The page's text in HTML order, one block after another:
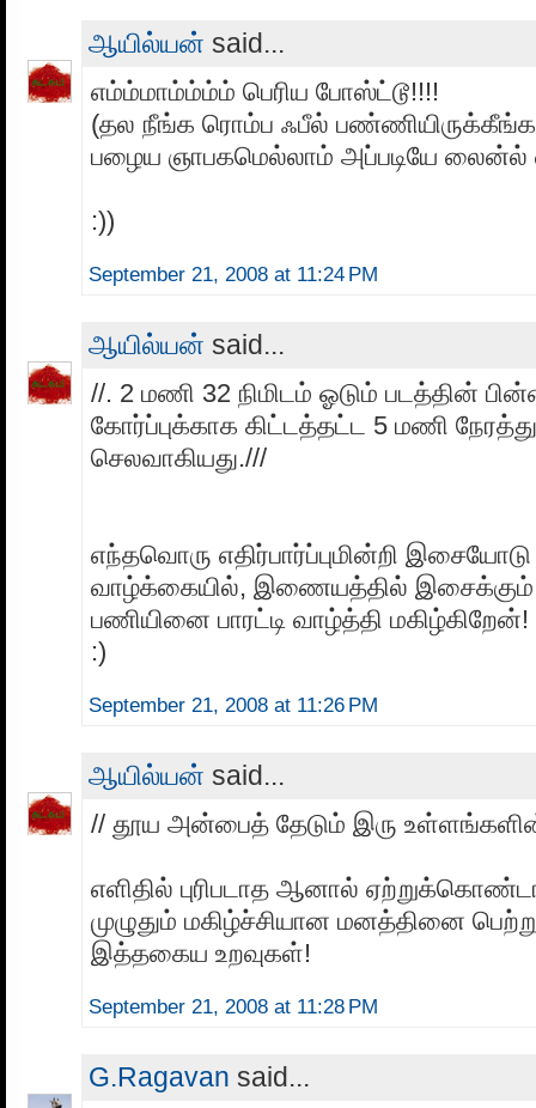
ஆயில்யன் said...
எம்ம்மாம்ம்ம்ம் பெரிய போஸ்ட்டூ!!!!
(தல நீங்க ரொம்ப ஃபீல்
பழைய ஞாபகமெல்லாம் அப்படியே லைன்ல்
:))
September 21, 2008 at 11:24 PM
ஆயில்யன் said...
//. 2 மணி 32 நிமிடம் ஓடும் படத்தின்
கோர்ப்புக்காக கிட்டத்தட்ட 5 மணி
செலவாகியது.///
எந்தவொரு எதிர்பார்ப்புமின்றி
வாழ்க்கையில், இணையத்தில் இசைக்கும்
பணியினை பாரட்டி வாழ்த்தி மகிழ்கிறேன்!
:)
September 21, 2008 at 11:26 PM
ஆயில்யன் said...
// தூய அன்பைத் தேடும் இரு
எளிதில் புரிபடாத ஆனால்
முழுதும் மகிழ்ச்சியான மனத்தினை
இத்தகைய உறவுகள்!
September 21, 2008 at 11:28 PM
G.Ragavan said...